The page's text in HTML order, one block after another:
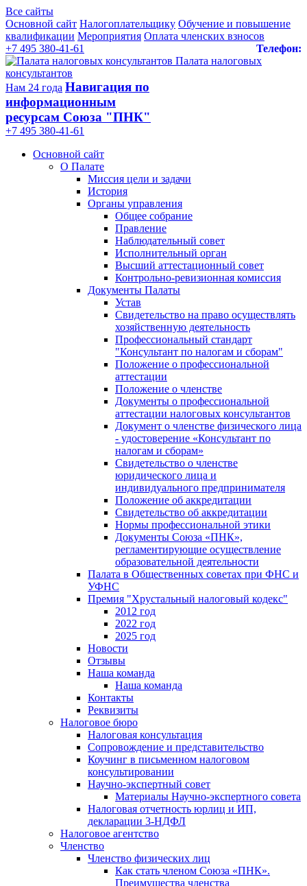
Все сайты
Основной сайт Налогоплательщику Обучение и повышение
квалификации Мероприятия Оплата членских взносов
Телефон:
+7 495 380-41-61
Палата налоговых
консультантов
Нам 24 года Навигация по
информационным
ресурсам Союза "ПНК"
+7 495 380‑41‑61
Основной сайт
О Палате
Миссия цели и задачи
История
Органы управления
Общее собрание
Правление
Наблюдательный совет
Исполнительный орган
Высший аттестационный совет
Контрольно-ревизионная комиссия
Документы Палаты
Устав
Свидетельство на право осуществлять
хозяйственную деятельность
Профессиональный стандарт
"Консультант по налогам и сборам"
Положение о профессиональной
аттестации
Положение о членстве
Документы о профессиональной
аттестации налоговых консультантов
Документ о членстве физического лица
- удостоверение «Консультант по
налогам и сборам»
Свидетельство о членстве
юридического лица и
индивидуального предпринимателя
Положение об аккредитации
Свидетельство об аккредитации
Нормы профессиональной этики
Документы Союза «ПНК»,
регламентирующие осуществление
образовательной деятельности
Палата в Общественных советах при ФНС и
УФНС
Премия "Хрустальный налоговый кодекс"
2012 год
2022 год
2025 год
Новости
Отзывы
Наша команда
Наша команда
Контакты
Реквизиты
Налоговое бюро
Налоговая консультация
Cопровождение и представительство
Коучинг в письменном налоговом
консультировании
Научно-экспертный совет
Материалы Научно-экспертного совета
Налоговая отчетность юрлиц и ИП,
декларации 3-НДФЛ
Налоговое агентство
Членство
Членство физических лиц
Как стать членом Союза «ПНК».
Преимущества членства